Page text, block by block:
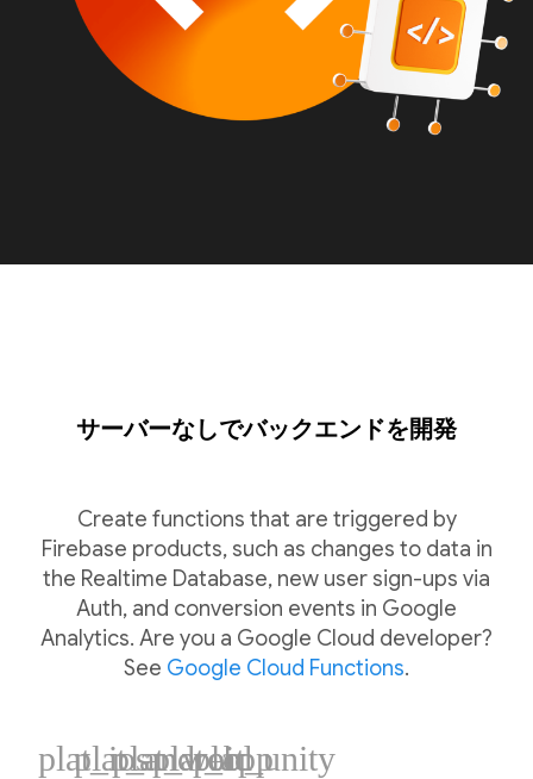
サーバーなしでバックエンドを開発
Create functions that are triggered by
Firebase products, such as changes to data in
the Realtime Database, new user sign-ups via
Auth, and conversion events in Google
Analytics. Are you a Google Cloud developer?
See Google Cloud Functions.
plat_ios
plat_android
plat_web
plat_cpp
plat_unity